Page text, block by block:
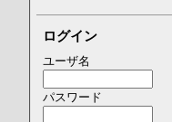
ログイン
ユーザ名
パスワード